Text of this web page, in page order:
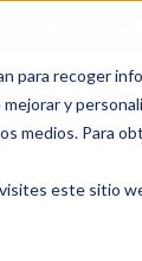
para recoger
y
Para
este sitio
Precios